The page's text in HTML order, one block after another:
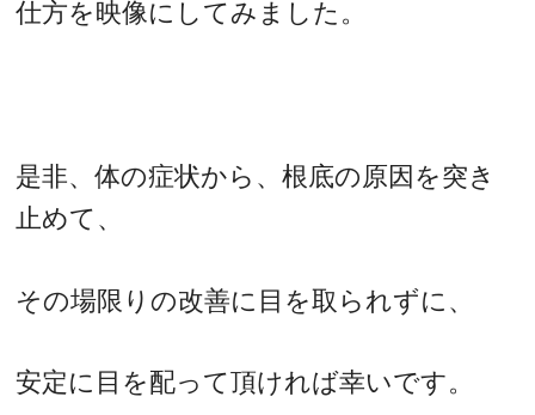
仕方を映像にしてみました。
是非、体の症状から、根底の原因を突き
止めて、
その場限りの改善に目を取られずに、
安定に目を配って頂ければ幸いです。